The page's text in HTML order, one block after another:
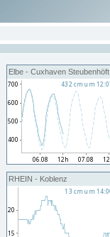
Elbe - Cuxhaven Steubenhöft
RHEIN - Koblenz